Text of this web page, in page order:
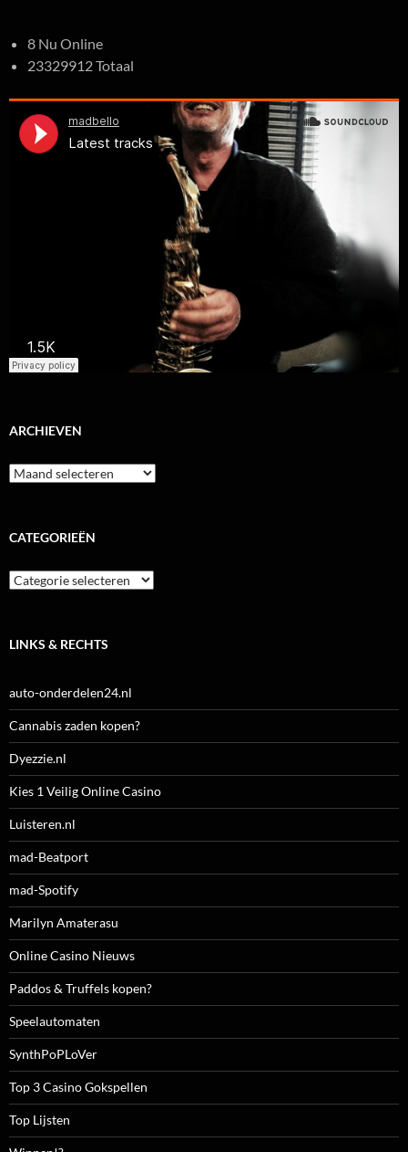
8 Nu Online
23329912 Totaal
ARCHIEVEN
Archieven
CATEGORIEËN
Categorieën
LINKS & RECHTS
auto-onderdelen24.nl
Cannabis zaden kopen?
Dyezzie.nl
Kies 1 Veilig Online Casino
Luisteren.nl
mad-Beatport
mad-Spotify
Marilyn Amaterasu
Online Casino Nieuws
Paddos & Truffels kopen?
Speelautomaten
SynthPoPLoVer
Top 3 Casino Gokspellen
Top Lijsten